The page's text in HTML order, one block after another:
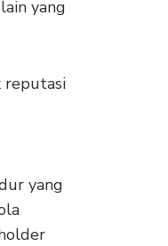
yang
reputasi
yang